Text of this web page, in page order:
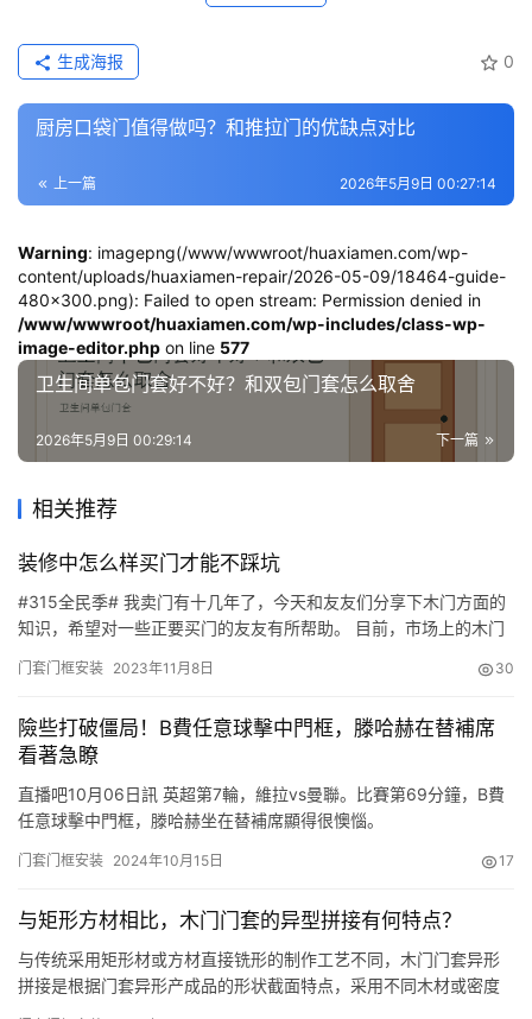
0
生成海报
厨房口袋门值得做吗？和推拉门的优缺点对比
上一篇 2026年5月9日 00:27:14
Warning: imagepng(/www/wwwroot/huaxiamen.com/wp-
content/uploads/huaxiamen-repair/2026-05-09/18464-guide-
480x300.png): Failed to open stream: Permission denied in
/www/wwwroot/huaxiamen.com/wp-includes/class-wp-
image-editor.php on line 577
卫生间单包门套好不好？和双包门套怎么取舍
下一篇
2026年5月9日 00:29:14
相关推荐
装修中怎么样买门才能不踩坑
#315全民季# 我卖门有十几年了，今天和友友们分享下木门方面的
知识，希望对一些正要买门的友友有所帮助。 目前，市场上的木门
实木贴板门、实木复合门。实木复合门按填充物分，又分为两种。
这种门多为普通的混油门和纸皮烤漆门。第二种…
门套门框安装 2023年11月8日 30
險些打破僵局！B費任意球擊中門框，滕哈赫在替補席
看著急瞭
直播吧10月06日訊 英超第7輪，維拉vs曼聯。比賽第69分鐘，B費
任意球擊中門框，滕哈赫坐在替補席顯得很懊惱。
门套门框安装 2024年10月15日 17
与矩形方材相比，木门门套的异型拼接有何特点？
与传统采用矩形材或方材直接铣形的制作工艺不同，木门门套异形
拼接是根据门套异形产成品的形状截面特点，采用不同木材或密度